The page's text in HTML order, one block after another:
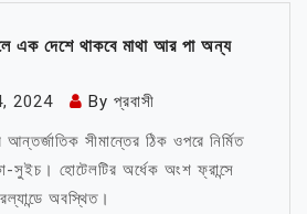
এক দেশে থাকবে মাথা আর পা অন্য
2024 By প্রবাসী
আন্তর্জাতিক সীমান্তের ঠিক ওপরে নির্মিত
হোটেলটির অর্ধেক অংশ ফ্রান্সে
অবস্থিত।